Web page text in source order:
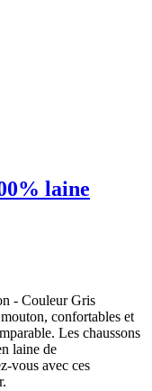
laine
- Couleur Gris
confortables et
Les chaussons
laine de
vous avec ces